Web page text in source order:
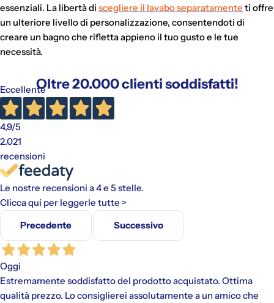
essenziali. La libertà di scegliere il lavabo separatamente ti offre
un ulteriore livello di personalizzazione, consentendoti di
creare un bagno che rifletta appieno il tuo gusto e le tue
necessità.
Oltre 20.000 clienti soddisfatti!
Eccellente
4,9/5
2.021
recensioni
Le nostre recensioni a 4 e 5 stelle.
Clicca qui per leggerle tutte >
Precedente
Successivo
Oggi
Estremamente soddisfatto del prodotto acquistato. Ottima
qualità prezzo. Lo consiglierei assolutamente a un amico che